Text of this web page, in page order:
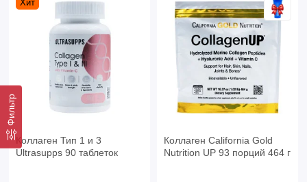
Фильтр
Хит
Коллаген Тип 1 и 3
Ultrasupps 90 таблеток
Коллаген California Gold
Nutrition UP 93 порций 464 г